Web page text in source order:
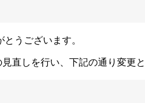
うございます。
直しを行い、下記の通り変更